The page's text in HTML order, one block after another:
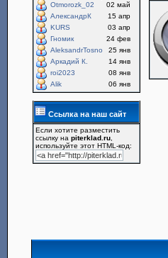
Otmorozk_02
02 май
АлександрК
15 апр
KURS
03 апр
Гномик
24 фев
AleksandrTosno
25 янв
Аркадий К.
14 янв
roi2023
08 янв
Alik
06 янв
Ссылка на наш сайт
Если хотите разместить
ссылку наpiterklad.ru
используйте этот HTML-код: